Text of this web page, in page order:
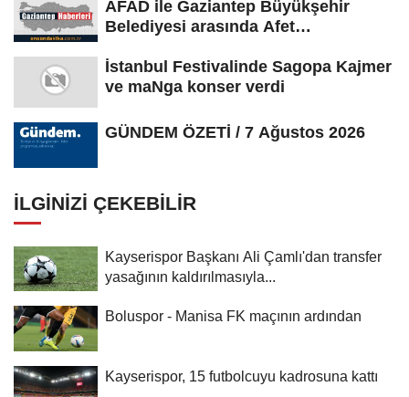
AFAD ile Gaziantep Büyükşehir
Belediyesi arasında Afet
İstanbul Festivalinde Sagopa Kajmer
ve maNga konser verdi
GÜNDEM ÖZETİ / 7 Ağustos 2026
İLGINIZI ÇEKEBILIR
Kayserispor Başkanı Ali Çamlı'dan transfer
yasağının kaldırılmasıyla...
Boluspor - Manisa FK maçının ardından
Kayserispor, 15 futbolcuyu kadrosuna kattı